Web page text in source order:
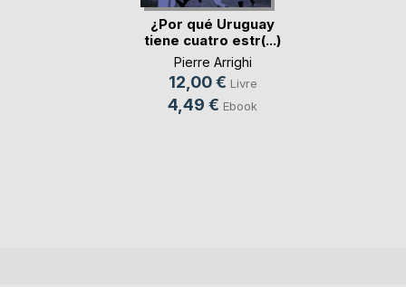
¿Por qué Uruguay
tiene cuatro estr(...)
Pierre Arrighi
12,00 € Livre
4,49 € Ebook